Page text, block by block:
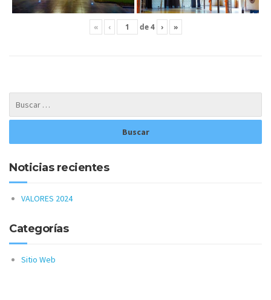
« ‹ de4 › »
Noticias recientes
VALORES 2024
Categorías
Sitio Web